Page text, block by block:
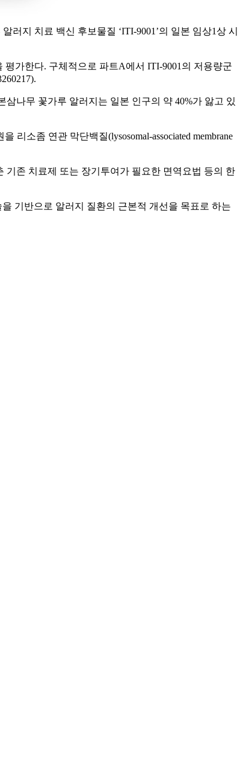
러지 치료 백신 후보물질 ‘ITI-9001’의 일본 임상1상 시
가한다. 구체적으로 파트A에서 ITI-9001의 저용량군
나무 꽃가루 알러지는 일본 인구의 약 40%가 앓고 있
소좀 연관 막단백질(lysosomal-associated membrane
기존 치료제 또는 장기투여가 필요한 면역요법 등의 한
기반으로 알러지 질환의 근본적 개선을 목표로 하는